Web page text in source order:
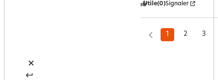
Utile(0)Signaler
1 2 3